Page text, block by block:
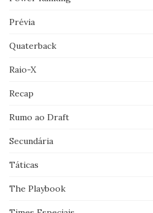
Prévia
Quaterback
Raio-X
Recap
Rumo ao Draft
Secundária
Táticas
The Playbook